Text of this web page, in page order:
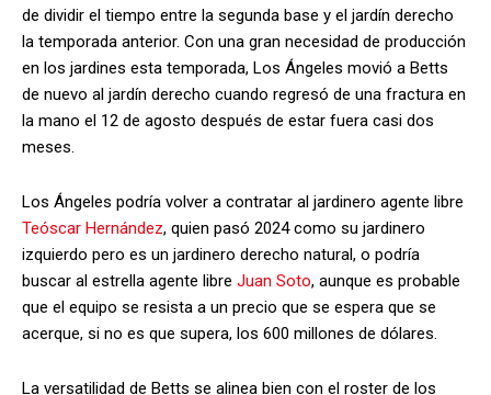
de dividir el tiempo entre la segunda base y el jardín derecho
la temporada anterior. Con una gran necesidad de producción
en los jardines esta temporada, Los Ángeles movió a Betts
de nuevo al jardín derecho cuando regresó de una fractura en
la mano el 12 de agosto después de estar fuera casi dos
meses.
Los Ángeles podría volver a contratar al jardinero agente libre
Teóscar Hernández, quien pasó 2024 como su jardinero
izquierdo pero es un jardinero derecho natural, o podría
buscar al estrella agente libre Juan Soto, aunque es probable
que el equipo se resista a un precio que se espera que se
acerque, si no es que supera, los 600 millones de dólares.
La versatilidad de Betts se alinea bien con el roster de los